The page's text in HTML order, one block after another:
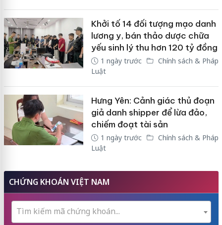
Khởi tố 14 đối tượng mạo danh
lương y, bán thảo dược chữa
yếu sinh lý thu hơn 120 tỷ đồng
1 ngày trước
Chính sách & Pháp
Luật
Hưng Yên: Cảnh giác thủ đoạn
giả danh shipper để lừa đảo,
chiếm đoạt tài sản
1 ngày trước
Chính sách & Pháp
Luật
CHỨNG KHOÁN VIỆT NAM
Tìm kiếm mã chứng khoán...